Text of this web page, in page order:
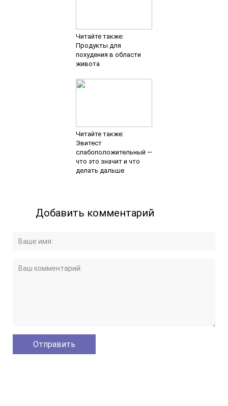
Читайте также:
Продукты для
похудения в области
живота
Читайте также:
Эвитест
слабоположительный —
что это значит и что
делать дальше
Добавить комментарий